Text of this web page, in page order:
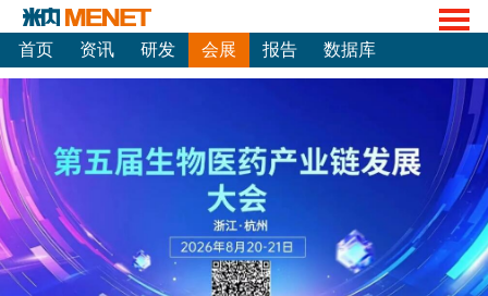
首页 资讯 研发 会展 报告 数据库